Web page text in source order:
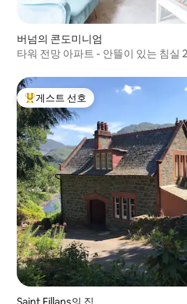
버넘의 콘도미니엄
타워 전망 아파트 - 안뜰이 있는 침실
상위 게스트 선호
게스트 선호